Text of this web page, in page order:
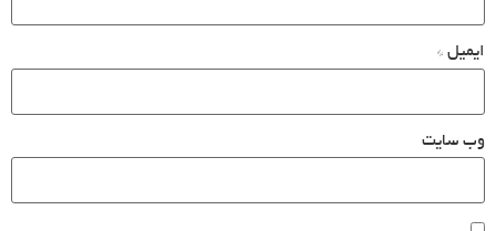
ایمیل *
وب‌ سایت